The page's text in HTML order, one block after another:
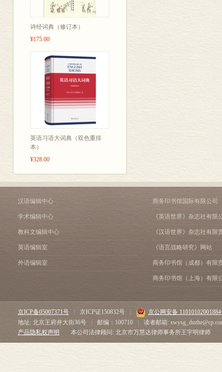
诗经词典（修订本）
¥175.00
英语习语大词典（双色重排
本）
¥328.00
汉语编辑中心
学术编辑中心
教科文编辑中心
英语编辑室
外语编辑室
商务印书馆国际有限公司
《英语世界》杂志社有限
《汉语世界》杂志社有限
《语言战略研究》网站
商务印书馆（成都）有限
商务印书馆（上海）有限
京ICP备05007371号 京ICP证150832号
京公网安备
地址: 北京王府井大街36号
邮编：100710
读者邮箱:
产品隐私权声明
本公司法律顾问: 北京市万慧达律师事务所王宇明律师